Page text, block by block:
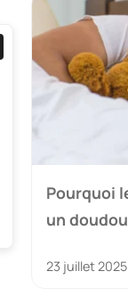
Pourquoi
un
23 juillet 2025